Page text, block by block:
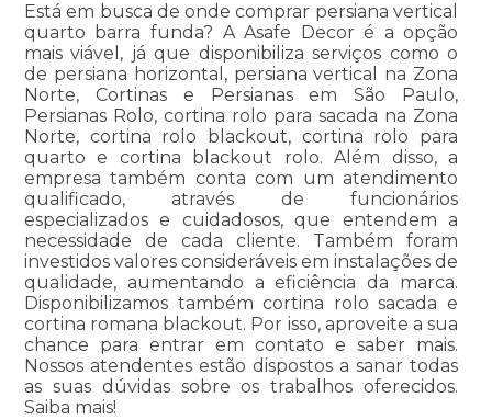
Está em busca de onde comprar persiana vertical
quarto barra funda? A Asafe Decor é a opção
mais viável, já que disponibiliza serviços como o
de persiana horizontal, persiana vertical na Zona
Norte, Cortinas e Persianas em São Paulo,
Persianas Rolo, cortina rolo para sacada na Zona
Norte, cortina rolo blackout, cortina rolo para
quarto e cortina blackout rolo. Além disso, a
empresa também conta com um atendimento
qualificado, através de funcionários
especializados e cuidadosos, que entendem a
necessidade de cada cliente. Também foram
investidos valores consideráveis em instalações de
qualidade, aumentando a eficiência da marca.
Disponibilizamos também cortina rolo sacada e
cortina romana blackout. Por isso, aproveite a sua
chance para entrar em contato e saber mais.
Nossos atendentes estão dispostos a sanar todas
as suas dúvidas sobre os trabalhos oferecidos.
Saiba mais!